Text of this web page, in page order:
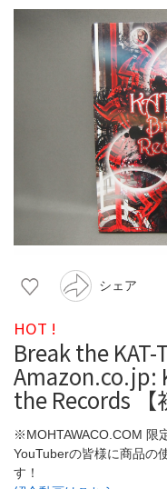
シェア
HOT !
Break the KAT-
Amazon.co.jp:
the Records 【
※MOHTAWACO.COM 限
YouTuberの皆様に商品の
す！